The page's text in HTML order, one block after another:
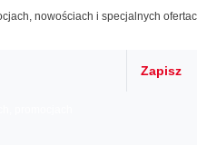
nowościach i specjalnych
Zapisz